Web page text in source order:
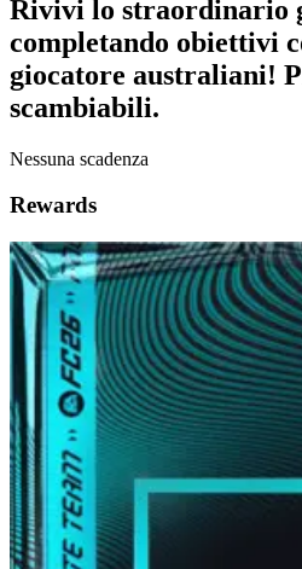
Rivivi lo straordinario
completando obiettivi
giocatore australiani!
scambiabili.
Nessuna scadenza
Rewards